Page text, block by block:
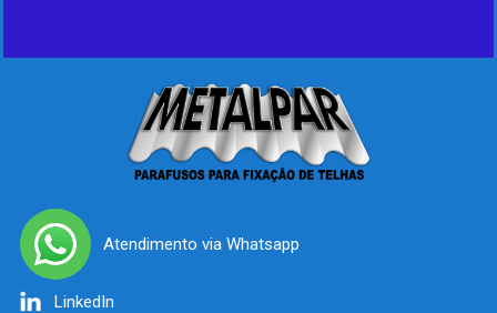
Atendimento via Whatsapp
LinkedIn